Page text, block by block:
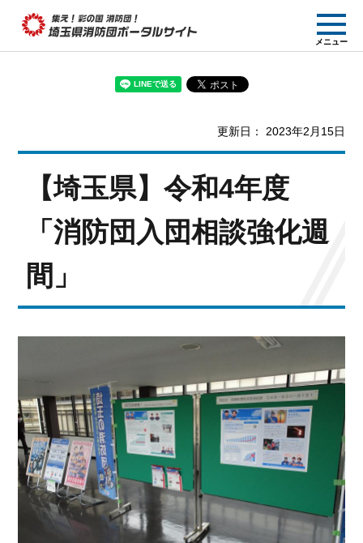
集え! 彩の国消防団!
埼玉県消防団ポー
タルサイト
メニュー
更新日： 2023年2月15日
【埼玉県】令和4年度
「消防団入団相談強化週
間」